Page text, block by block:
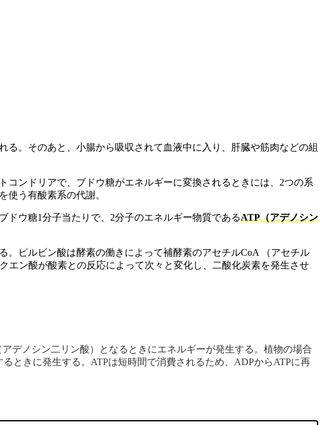
。そのあと、小腸から吸収されて血液中に入り、肝臓や筋肉などの組
ンドリアで、ブドウ糖がエネルギーに変換されるときには、2つの系
使う有酸素系の代謝。
ウ糖1分子当たりで、2分子のエネルギー物質であるATP（アデノシン
ピルビン酸は酵素の働きによって補酵素のアセチルCoA （アセチル
エン酸が酸素との反応によって次々と変化し、二酸化炭素を発生させ
デノシン二リン酸）となるときにエネルギーが発生する。植物の場合
ときに発生する。ATPは短時間で消費されるため、ADPからATPに再